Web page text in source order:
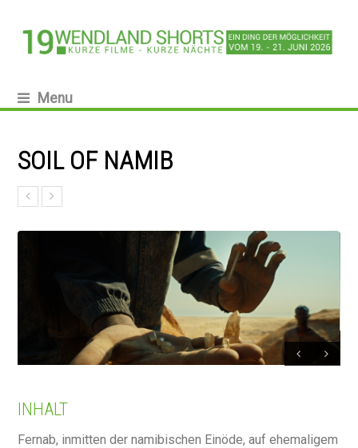
Menu
SOIL OF NAMIB
INHALT
Fernab, inmitten der namibischen Einöde, auf ehemaligem